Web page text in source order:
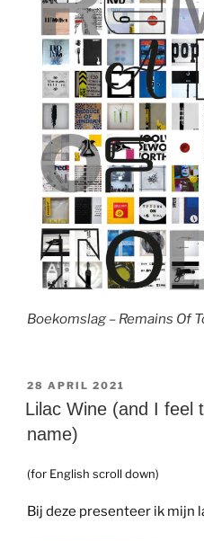
Boekomslag – Remains Of
GEPLAATST
OP
28 APRIL 2021
Lilac Wine (and I feel
name)
(for English scroll down)
Bij deze presenteer ik mijn